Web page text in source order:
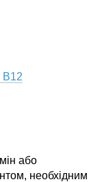
B12
або
необхідним